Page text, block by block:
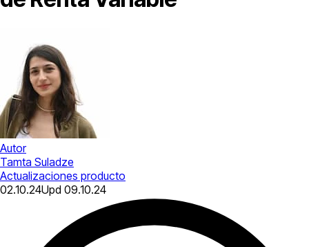
Autor
Tamta Suladze
Actualizaciones producto
02.10.24Upd 09.10.24